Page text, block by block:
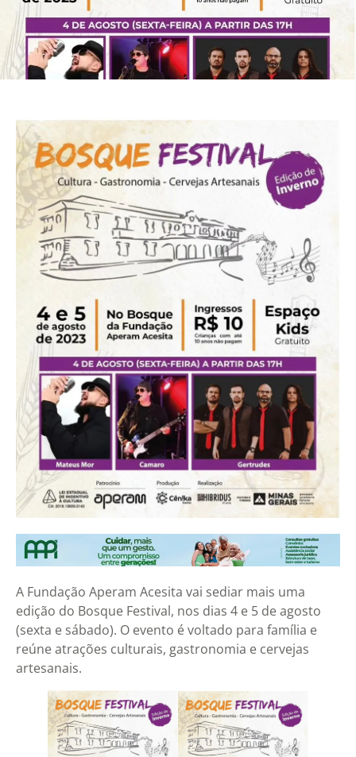
A Fundação Aperam Acesita vai sediar mais uma
edição do Bosque Festival, nos dias 4 e 5 de agosto
(sexta e sábado). O evento é voltado para família e
reúne atrações culturais, gastronomia e cervejas
artesanais.